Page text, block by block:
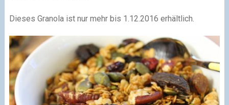
Dieses Granola ist nur mehr bis 1.12.2016 erhältlich.